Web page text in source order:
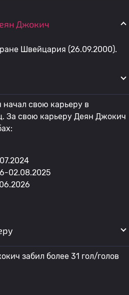
Джокич
Швейцария (26.09.2000).
свою карьеру в
За свою карьеру Деян Джокич
02.08.2025
забил более 31 гол/голов